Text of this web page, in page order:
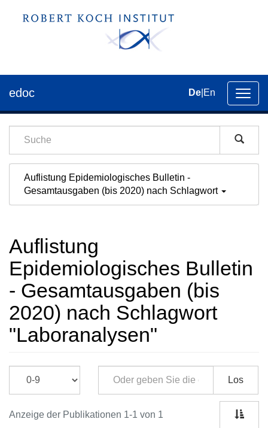
der
edoc De En
Auflistung Epidemiologisches Bulletin -
Gesamtausgaben (bis 2020) nach Schlagwort
Auflistung
Epidemiologisches Bulletin
- Gesamtausgaben (bis
2020) nach Schlagwort
"Laboranalysen"
Los
Anzeige der Publikationen 1-1 von 1